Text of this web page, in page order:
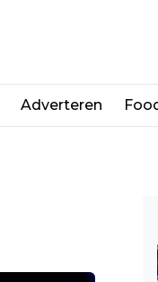
Adverteren